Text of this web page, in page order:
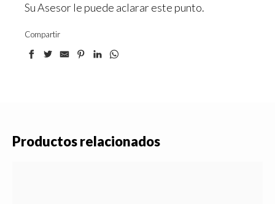
Su Asesor le puede aclarar este punto.
Compartir
Productos relacionados